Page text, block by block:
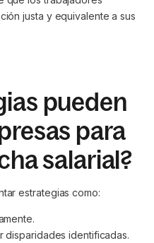
justa y equivalente a sus
pueden
para
salarial?
estrategias como:
disparidades identificadas.